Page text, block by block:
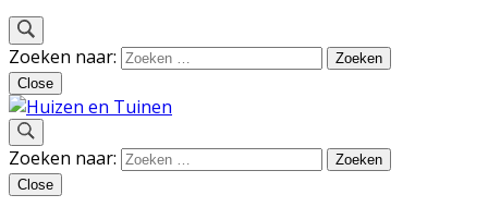
Zoeken naar:
Close
Huizen en Tuinen
Inspiratie voor wonen en tuinieren
Zoeken naar:
Close